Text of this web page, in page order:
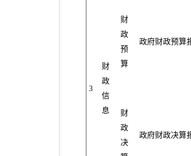
3
财
政
信
息
财
政
预
算
政府财政预算
财
政
决
政府财政决算